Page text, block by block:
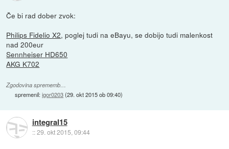
Če bi rad dober zvok:
Philips Fidelio X2, poglej tudi na eBayu, se dobijo tudi malenkost
nad 200eur
Sennheiser HD650
AKG K702
Zgodovina sprememb…
spremenil:igor0203(29. okt 2015 ob 09:40)
integral15
::29. okt 2015, 09:44